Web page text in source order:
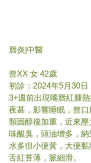
唇炎 |中醫
曾XX 女 42歲
初診：2024年5月30日
3+週前出現嘴唇紅腫
夜甚，影響睡眠，曾口
類固醇後加重，近來
味酸臭，頭油增多，
水多但小便黃，大便黏
舌紅苔薄，脈細滑。